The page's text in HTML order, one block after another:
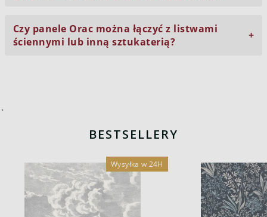
Czy panele Orac można łączyć z listwami
ściennymi lub inną sztukaterią?
`
BESTSELLERY
Wysyłka w 24H